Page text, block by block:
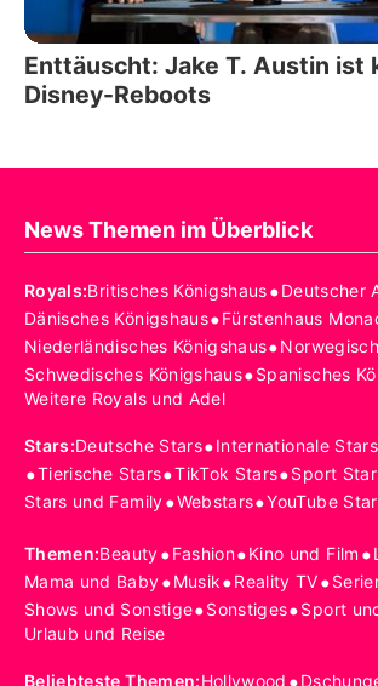
Enttäuscht: Jake T. Austin ist
Disney-Reboots
News Themen im Überblick
Royals:Britisches Königshaus•Deutscher
Dänisches Königshaus•Fürstenhaus
Niederländisches Königshaus•
Schwedisches Königshaus•Spanisches
Weitere Royals und Adel
Stars:Deutsche Stars•Internationale Stars
•Tierische Stars•TikTok Stars•Sport
Stars und Family•Webstars•YouTube
Themen:Beauty•Fashion•Kino und Film •
Mama und Baby•Musik•Reality TV•
Shows und Sonstige•Sonstiges•Sport
Urlaub und Reise
Beliebteste Themen:Hollywood